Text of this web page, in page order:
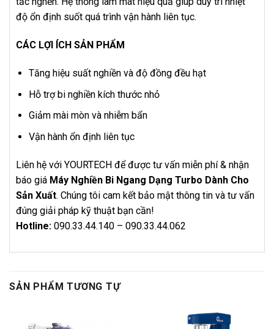
độ ổn định suốt quá trình vận hành liên tục.
CÁC LỢI ÍCH SẢN PHẨM
Tăng hiệu suất nghiền và độ đồng đều hạt
Hỗ trợ bi nghiền kích thước nhỏ
Giảm mài mòn và nhiễm bẩn
Vận hành ổn định liên tục
Liên hệ với YOURTECH để được tư vấn miễn phí & nhận
báo giá Máy Nghiền Bi Ngang Dạng Turbo Dành Cho
Sản Xuất. Chúng tôi cam kết bảo mật thông tin và tư vấn
đúng giải pháp kỹ thuật bạn cần!
Hotline: 090.33.44.140 – 090.33.44.062
SẢN PHẨM TƯƠNG TỰ